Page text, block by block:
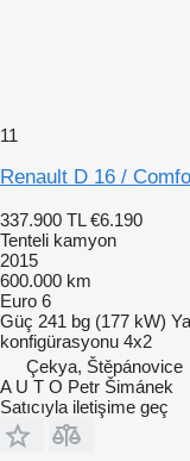
11
Renault D 16 /
337.900 TL €6.190
Tenteli kamyon
2015
600.000 km
Euro 6
Güç 241 bg (177 kW)
konfigürasyonu 4x2
Çekya, Štěpánovice
A U T O Petr Šimánek
Satıcıyla iletişime geç